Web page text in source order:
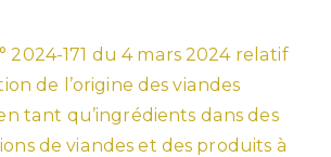
2024-171 du 4 mars 2024 relatif
de l’origine des viandes
tant qu’ingrédients dans des
de viandes et des produits à